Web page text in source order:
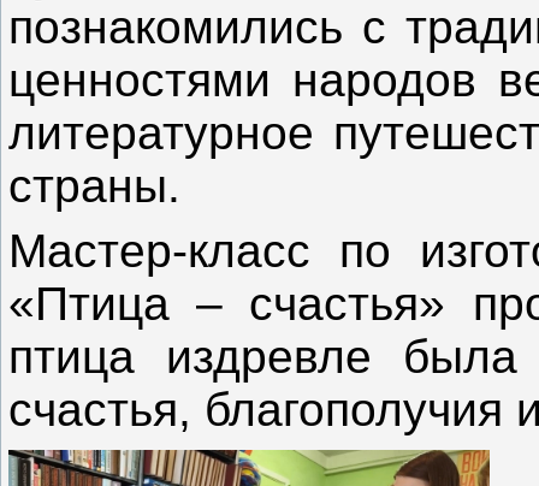
познакомились с
ценностями народов
литературное
страны.
Мастер-класс по
«Птица – счастья»
птица издревле была
счастья, благополучия